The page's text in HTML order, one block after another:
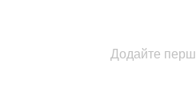
Додайте